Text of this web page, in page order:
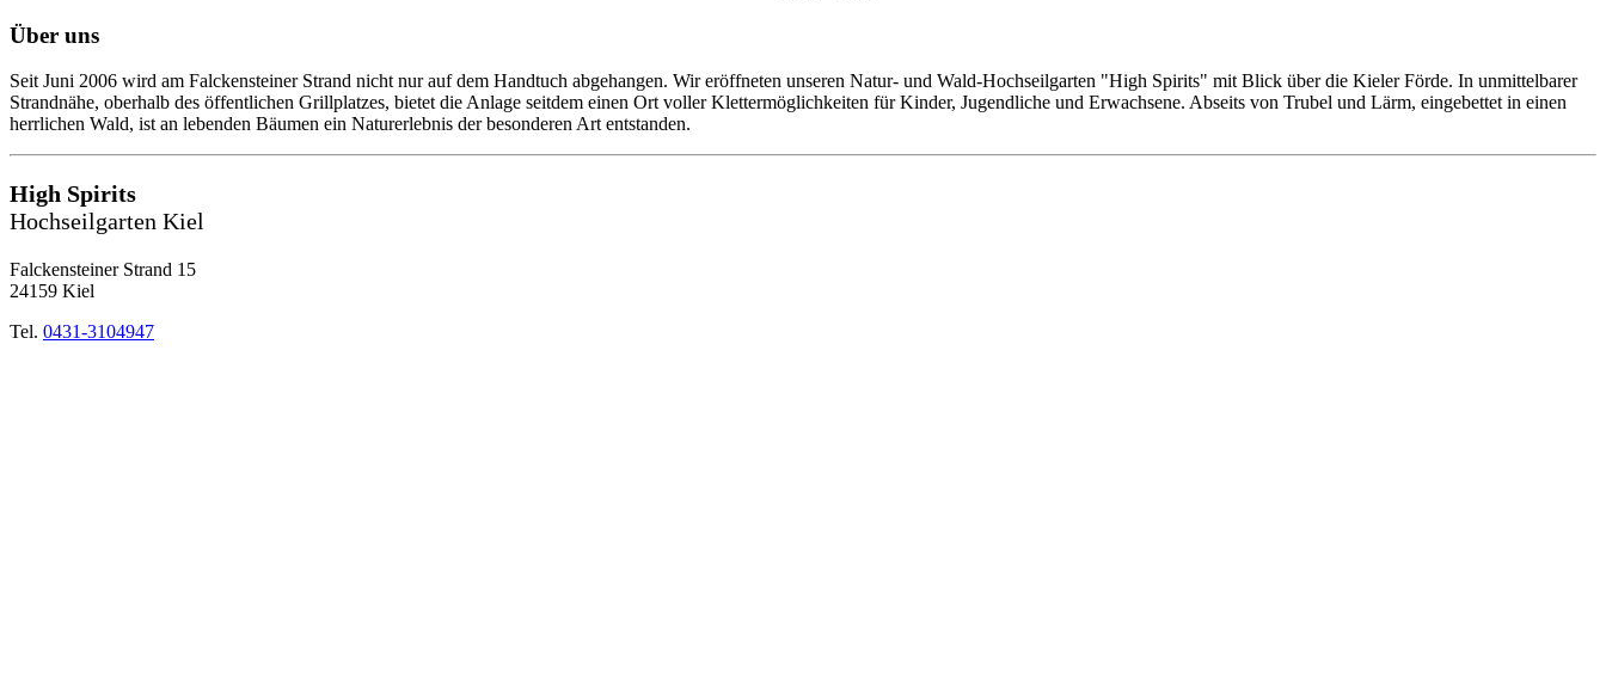
Über uns
Seit Juni 2006 wird am Falckensteiner Strand nicht nur auf dem Handtuch abgehangen. Wir eröffneten unseren Natur- und Wald-Hochseilgarten "High Spirits" mit Blick über die Kieler Förde. In unmittelbarer
Strandnähe, oberhalb des öffentlichen Grillplatzes, bietet die Anlage seitdem einen Ort voller Klettermöglichkeiten für Kinder, Jugendliche und Erwachsene. Abseits von Trubel und Lärm, eingebettet in einen
herrlichen Wald, ist an lebenden Bäumen ein Naturerlebnis der besonderen Art entstanden.
High Spirits
Hochseilgarten Kiel
Falckensteiner Strand 15
24159 Kiel
Tel. 0431-3104947